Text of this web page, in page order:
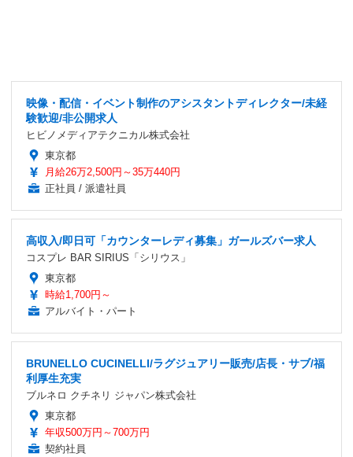
映像・配信・イベント制作のアシスタントディレクター/未経
験歓迎/非公開求人
ヒビノメディアテクニカル株式会社
東京都
月給26万2,500円～35万440円
正社員 / 派遣社員
高収入/即日可「カウンターレディ募集」ガールズバー求人
コスプレ BAR SIRIUS「シリウス」
東京都
時給1,700円～
アルバイト・パート
BRUNELLO CUCINELLI/ラグジュアリー販売/店長・サブ/福
利厚生充実
ブルネロ クチネリ ジャパン株式会社
東京都
年収500万円～700万円
契約社員